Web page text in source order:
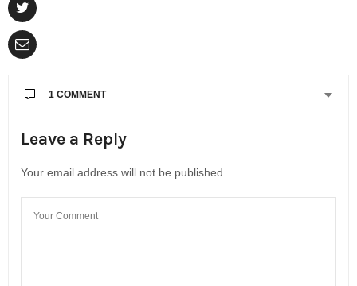
1 COMMENT
JEAN PHILIPPE PISTRE
Très intéressant cela m’attire beaucoup et je suis
Leave a Reply
Your email address will not be published.